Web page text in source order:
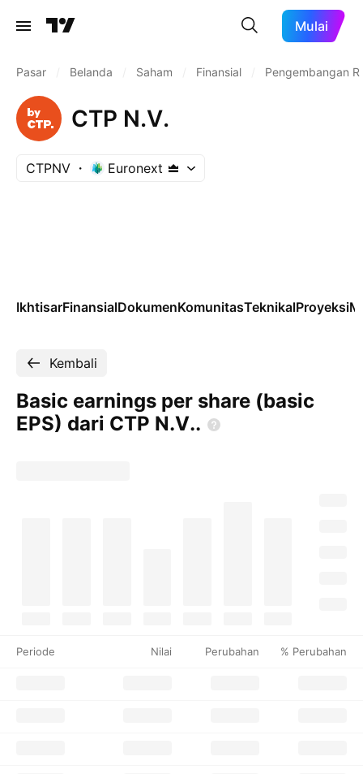
Mulai
Pasar Belanda Saham Finansial Pengembangan
CTP N.V.
CTPNV Euronext
IkhtisarFinansialDokumenKomunitasTeknikalProyeksi
Kembali
Basic earnings per share (basic
EPS) dari CTP N.V..
Periode Nilai Perubahan % Perubahan